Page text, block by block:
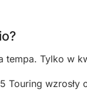
tempa. Tylko w
Touring wzrosły